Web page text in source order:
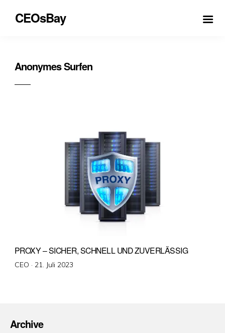
CEOsBay
Anonymes Surfen
PROXY – SICHER, SCHNELL UND ZUVERLÄSSIG
CEO · Veröffentlicht
21. Juli 2023
Archive